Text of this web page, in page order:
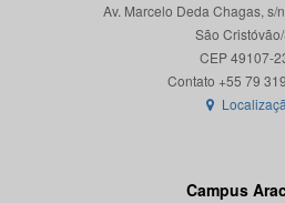
Av. Marcelo Deda Chagas, s/
São
CEP 49107-
Campus